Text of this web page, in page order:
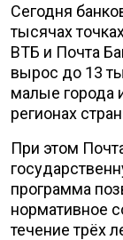
Сегодня
тысячах
ВТБ и Почта
вырос до 13
малые города
регионах
При этом
программа
нормативное
течение трёх